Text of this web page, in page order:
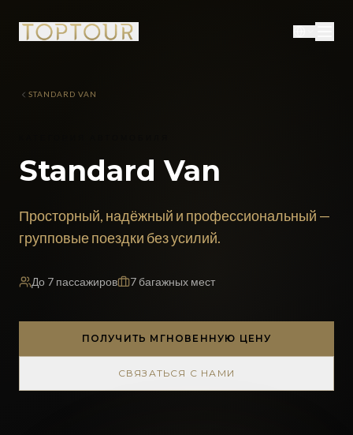
STANDARD VAN
Standard Van
Просторный, надёжный и профессиональный —
групповые поездки без усилий.
До 7 пассажиров 7багажных мест
ПОЛУЧИТЬ МГНОВЕННУЮ ЦЕНУ
СВЯЗАТЬСЯ С НАМИ